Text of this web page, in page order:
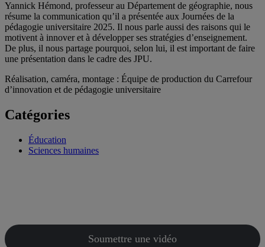
Yannick Hémond, professeur au Département de géographie, nous
résume la communication qu’il a présentée aux Journées de la
pédagogie universitaire 2025. Il nous parle aussi des raisons qui le
motivent à innover et à développer ses stratégies d’enseignement.
De plus, il nous partage pourquoi, selon lui, il est important de faire
une présentation dans le cadre des JPU.
Réalisation, caméra, montage : Équipe de production du Carrefour
d’innovation et de pédagogie universitaire
Catégories
Éducation
Sciences humaines
Soumettre une vidéo